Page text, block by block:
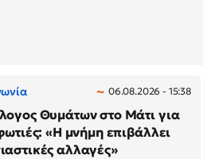
06.08.2026 - 15:38
Θυμάτων στο Μάτι για
«Η μνήμη επιβάλλει
αλλαγές»